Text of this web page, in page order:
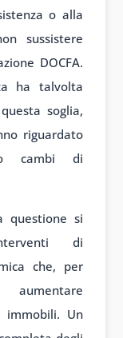
o alla
sussistere
DOCFA.
ha talvolta
soglia,
riguardato
o cambi di
questione si
di
che, per
immobili. Un